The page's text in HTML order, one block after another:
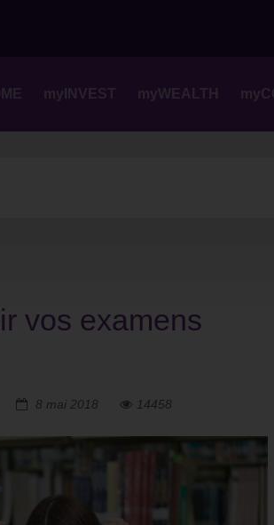
myINVEST myWEALTH
vos examens
8 mai 2018 14458